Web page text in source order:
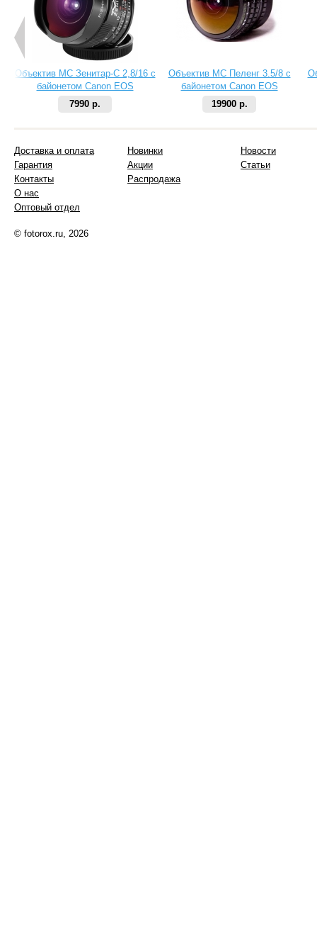
Объектив МС Зенитар-C 2,8/16 с
байонетом Canon EOS
7990 р.
Объектив МС Пеленг 3.5/8 с
байонетом Canon EOS
19900 р.
Доставка и оплата
Гарантия
Контакты
О нас
Оптовый отдел
Новинки
Акции
Распродажа
Новости
Статьи
© fotorox.ru, 2026